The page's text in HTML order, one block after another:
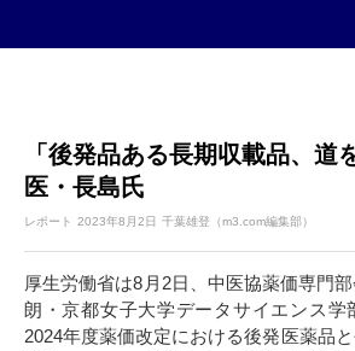
「後発品ある長期収載品、道
医・長島氏
レポート 2023年8月2日 千葉雄登（m3.com編集部）
厚生労働省は8月2日、中医協薬価専門
朗・京都女子大学データサイエンス学
2024年度薬価改定における後発医薬品